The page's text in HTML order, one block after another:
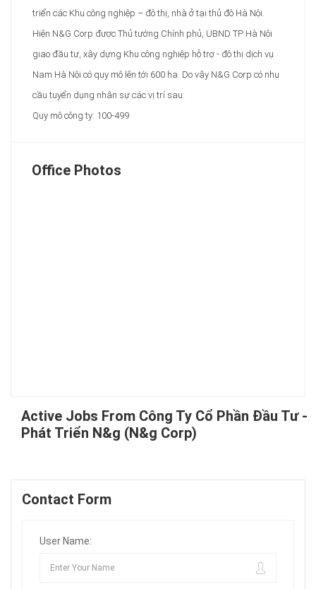
triển các Khu công nghiệp – đô thị, nhà ở tại thủ đô Hà Nội.
Hiện N&G Corp được Thủ tướng Chính phủ, UBND TP Hà Nội
giao đầu tư, xây dựng Khu công nghiệp hỗ trợ - đô thị dịch vụ
Nam Hà Nội có quy mô lên tới 600 ha. Do vậy N&G Corp có nhu
cầu tuyển dụng nhân sự các vị trí sau:
Quy mô công ty: 100-499
Office Photos
Active Jobs From Công Ty Cổ Phần Đầu Tư -
Phát Triển N&g (N&g Corp)
Contact Form
User Name: